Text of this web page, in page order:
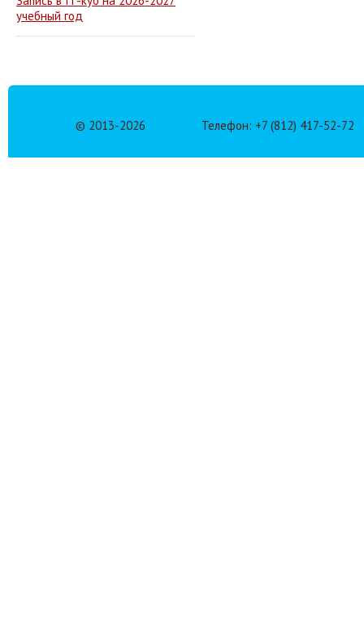
учебный год
© 2013-2026 Телефон: +7 (812) 417-52-72